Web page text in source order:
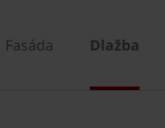
Fasáda Dlažba